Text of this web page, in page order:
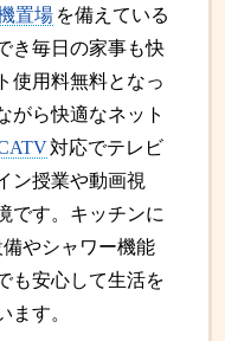
置場 を備えている
き毎日の家事も快
使用料無料となっ
がら快適なネット
対応でテレビ
ン授業や動画視
です。キッチンに
備やシャワー機能
も安心して生活を
ます。